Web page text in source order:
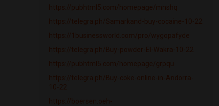
https://pubhtml5.com/homepage/mnshq
https://telegra.ph/Samarkand-buy-cocaine-10-22
https://1businessworld.com/pro/wygopafyde
https://telegra.ph/Buy-powder-El-Wakra-10-22
https://pubhtml5.com/homepage/grpqu
https://telegra.ph/Buy-coke-online-in-Andorra-
10-22
https://boersen.oeh-